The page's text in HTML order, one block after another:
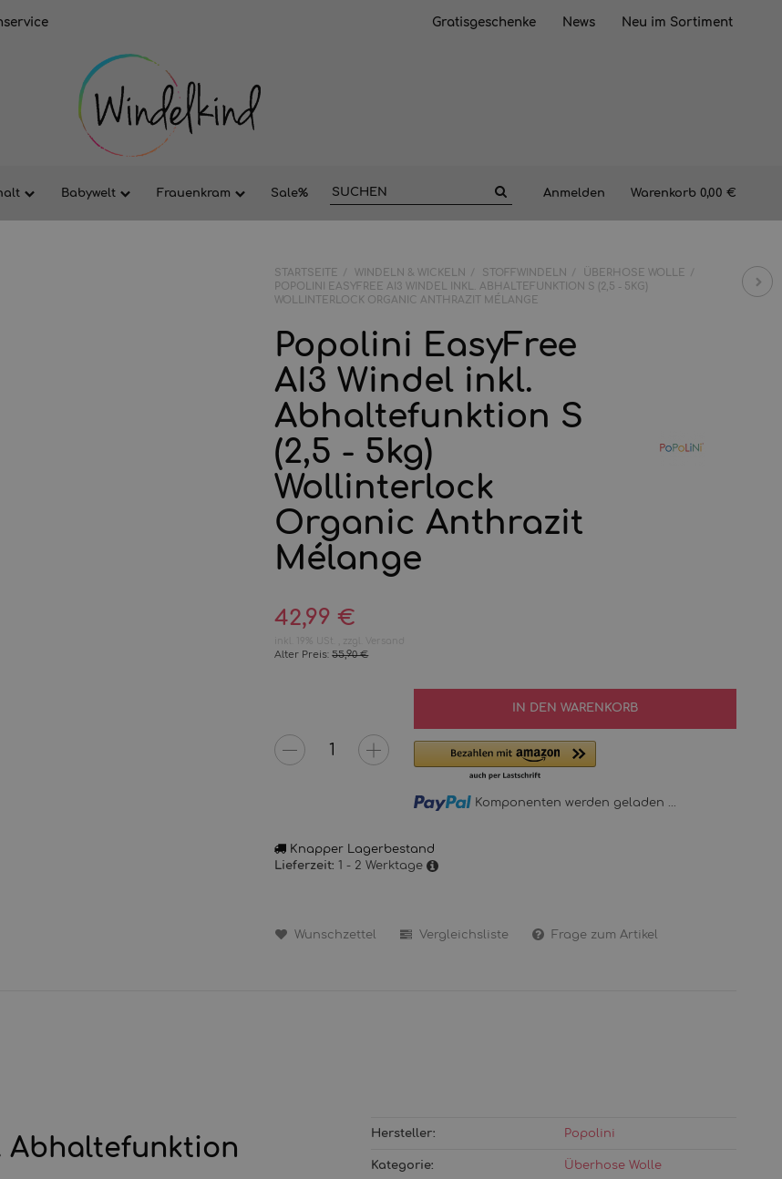
Gratisgeschenke News Neu im Sortiment
Babywelt Frauenkram Sale% Anmelden Warenkorb 0,00 €
STARTSEITE WINDELN & WICKELN STOFFWINDELN
ÜBERHOSE WOLLE
POPOLINI EASYFREE AI3 WINDEL INKL. ABHALTEFUNKTION S (2,5 - 5KG)
WOLLINTERLOCK ORGANIC ANTHRAZIT MÉLANGE
Popolini EasyFree
AI3 Windel inkl.
Abhaltefunktion S
(2,5 - 5kg)
Wollinterlock
Organic Anthrazit
Mélange
42,99 €
inkl. 19% USt. , zzgl. Versand
Alter Preis:55,90 €
IN DEN WARENKORB
Loading... Komponenten werden geladen ...
Knapper Lagerbestand
Lieferzeit: 1 - 2 Werktage
Wunschzettel Vergleichsliste Frage zum Artikel
Abhaltefunktion Hersteller: Popolini
Kategorie: Überhose Wolle